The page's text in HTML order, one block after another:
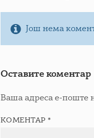
Још нема
Оставите коментар
Ваша адреса е-поште
КОМЕНТАР *